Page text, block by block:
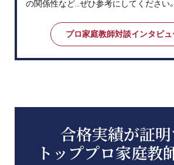
の関係性など…ぜひ参考にしてください。
プロ家庭教師対談インタビ
合格実績が証
トッププロ家庭教